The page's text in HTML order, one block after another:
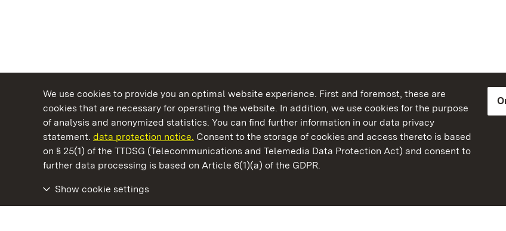
We use cookies to provide you an optimal website experience. First and foremost, these are
cookies that are necessary for operating the website. In addition, we use cookies for the purpose
of analysis and anonymized statistics. You can find further information in our data privacy
statement. data protection notice. Consent to the storage of cookies and access thereto is based
on § 25(1) of the TTDSG (Telecommunications and Telemedia Data Protection Act) and consent to
further data processing is based on Article 6(1)(a) of the GDPR.
Show cookie settings
State Palaces and Gardens of Baden-Wuerttemberg
Baden-